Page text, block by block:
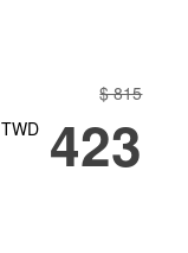
$ 815
TWD 423